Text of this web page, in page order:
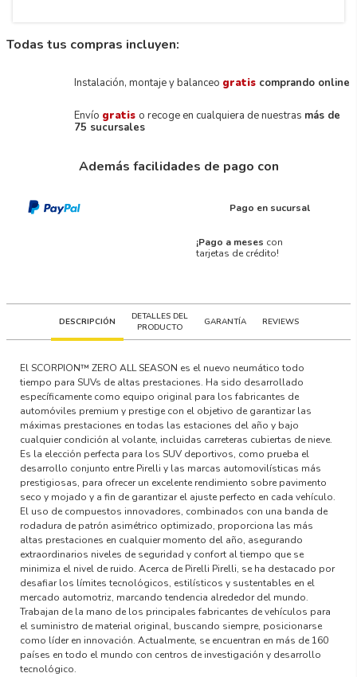
Todas tus compras incluyen:
Instalación, montaje y balanceo gratis comprando online
Envío gratis o recoge en cualquiera de nuestras más de
75 sucursales
Además facilidades de pago con
Pago en sucursal
¡Pago a meses con
tarjetas de crédito!
DESCRIPCIÓN
DETALLES DEL
PRODUCTO
GARANTÍA REVIEWS
El SCORPION™ ZERO ALL SEASON es el nuevo neumático todo
tiempo para SUVs de altas prestaciones. Ha sido desarrollado
específicamente como equipo original para los fabricantes de
automóviles premium y prestige con el objetivo de garantizar las
máximas prestaciones en todas las estaciones del año y bajo
cualquier condición al volante, incluidas carreteras cubiertas de nieve.
Es la elección perfecta para los SUV deportivos, como prueba el
desarrollo conjunto entre Pirelli y las marcas automovilísticas más
prestigiosas, para ofrecer un excelente rendimiento sobre pavimento
seco y mojado y a fin de garantizar el ajuste perfecto en cada vehículo.
El uso de compuestos innovadores, combinados con una banda de
rodadura de patrón asimétrico optimizado, proporciona las más
altas prestaciones en cualquier momento del año, asegurando
extraordinarios niveles de seguridad y confort al tiempo que se
minimiza el nivel de ruido. Acerca de Pirelli Pirelli, se ha destacado por
desafiar los límites tecnológicos, estilísticos y sustentables en el
mercado automotriz, marcando tendencia alrededor del mundo.
Trabajan de la mano de los principales fabricantes de vehículos para
el suministro de material original, buscando siempre, posicionarse
como líder en innovación. Actualmente, se encuentran en más de 160
países en todo el mundo con centros de investigación y desarrollo
tecnológico.